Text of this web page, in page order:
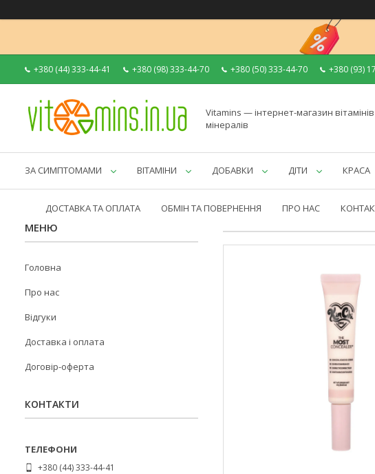
+380 (44) 333-44-41 +380 (98) 333-44-70 +380 (50) 333-44-70 +380 (93)
Vitamins — інтернет-магазин
мінералів
ЗА СИМПТОМАМИ ВІТАМІНИ ДОБАВКИ ДІТИ КРАСА
ДОСТАВКА ТА ОПЛАТА ОБМІН ТА ПОВЕРНЕННЯ ПРО НАС
Головна
Про нас
Відгуки
Доставка і оплата
Договір-оферта
КОНТАКТИ
+380 (44) 333-44-41